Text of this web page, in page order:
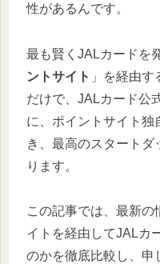
性があるんです。
最も賢くJALカードを
ントサイト 」を経由
だけで、JALカード公
に、ポイントサイト独
き、最高のスタート
ります。
この記事では、最新
イトを経由してJALカ
のかを徹底比較し、申